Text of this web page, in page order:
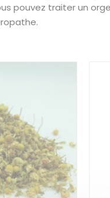
pouvez traiter un